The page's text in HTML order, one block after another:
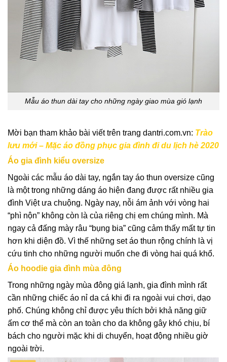
Mẫu áo thun dài tay cho những ngày giao mùa gió lạnh
Mời bạn tham khảo bài viết trên trang dantri.com.vn: Trào
lưu mới – Mặc áo đồng phục gia đình đi du lịch hè 2020
Áo gia đình kiểu oversize
Ngoài các mẫu áo dài tay, ngắn tay áo thun oversize cũng
là một trong những dáng áo hiện đang được rất nhiều gia
đình Việt ưa chuộng. Ngày nay, nỗi ám ảnh với vòng hai
“phì nộn” không còn là của riêng chị em chúng mình. Mà
ngay cả đấng mày râu “bụng bia” cũng cảm thấy mất tự tin
hơn khi diện đồ. Vì thế những set áo thun rộng chính là vị
cứu tinh cho những người muốn che đi vòng hai quá khổ.
Áo hoodie gia đình mùa đông
Trong những ngày mùa đông giá lạnh, gia đình mình rất
cần những chiếc áo nỉ da cá khi đi ra ngoài vui chơi, dạo
phố. Chúng không chỉ được yêu thích bởi khả năng giữ
ấm cơ thể mà còn an toàn cho da không gây khó chịu, bí
bách cho người mặc khi di chuyển, hoạt động nhiều giờ
ngoài trời.